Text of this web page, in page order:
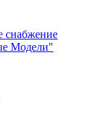
снабжение
Модели"